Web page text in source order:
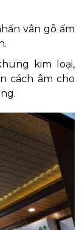
vân gỗ ấm
kim loại,
cách âm cho